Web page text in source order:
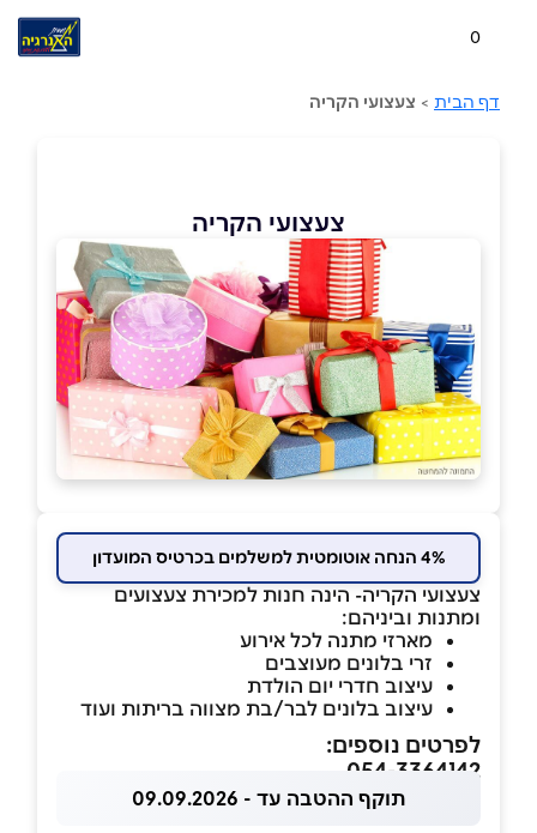
0
דף הבית > צעצועי הקריה
צעצועי הקריה
4% הנחה אוטומטית למשלמים בכרטיס המועדון
צעצועי הקריה- הינה חנות למכירת צעצועים
ומתנות וביניהם:
מארזי מתנה לכל אירוע
זרי בלונים מעוצבים
עיצוב חדרי יום הולדת
עיצוב בלונים לבר/בת מצווה בריתות ועוד
לפרטים נוספים:
054-3364142
תוקף ההטבה עד - 09.09.2026